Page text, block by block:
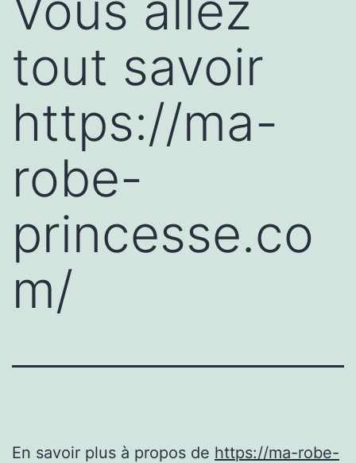
tout savoir
https://ma-
robe-
princesse.co
m/
En savoir plus à propos de https://ma-robe-